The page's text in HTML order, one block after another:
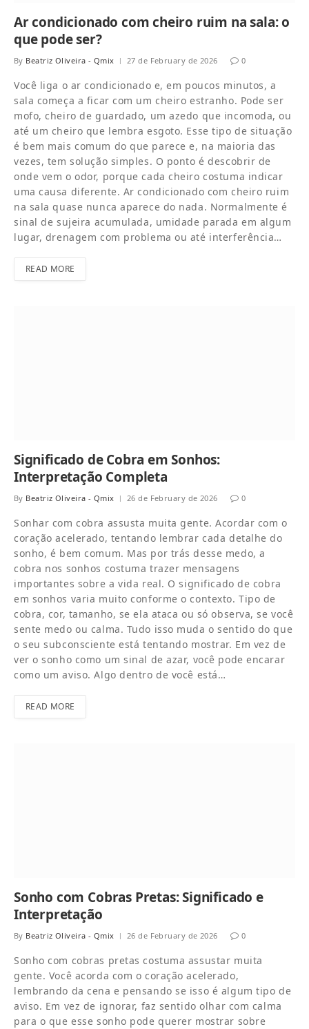
Ar condicionado com cheiro ruim na sala: o
que pode ser?
By Beatriz Oliveira - Qmix 27 de February de 2026 0
Você liga o ar condicionado e, em poucos minutos, a
sala começa a ficar com um cheiro estranho. Pode ser
mofo, cheiro de guardado, um azedo que incomoda, ou
até um cheiro que lembra esgoto. Esse tipo de situação
é bem mais comum do que parece e, na maioria das
vezes, tem solução simples. O ponto é descobrir de
onde vem o odor, porque cada cheiro costuma indicar
uma causa diferente. Ar condicionado com cheiro ruim
na sala quase nunca aparece do nada. Normalmente é
sinal de sujeira acumulada, umidade parada em algum
lugar, drenagem com problema ou até interferência…
READ MORE
Significado de Cobra em Sonhos:
Interpretação Completa
By Beatriz Oliveira - Qmix 26 de February de 2026 0
Sonhar com cobra assusta muita gente. Acordar com o
coração acelerado, tentando lembrar cada detalhe do
sonho, é bem comum. Mas por trás desse medo, a
cobra nos sonhos costuma trazer mensagens
importantes sobre a vida real. O significado de cobra
em sonhos varia muito conforme o contexto. Tipo de
cobra, cor, tamanho, se ela ataca ou só observa, se você
sente medo ou calma. Tudo isso muda o sentido do que
o seu subconsciente está tentando mostrar. Em vez de
ver o sonho como um sinal de azar, você pode encarar
como um aviso. Algo dentro de você está…
READ MORE
Sonho com Cobras Pretas: Significado e
Interpretação
By Beatriz Oliveira - Qmix 26 de February de 2026 0
Sonho com cobras pretas costuma assustar muita
gente. Você acorda com o coração acelerado,
lembrando da cena e pensando se isso é algum tipo de
aviso. Em vez de ignorar, faz sentido olhar com calma
para o que esse sonho pode querer mostrar sobre